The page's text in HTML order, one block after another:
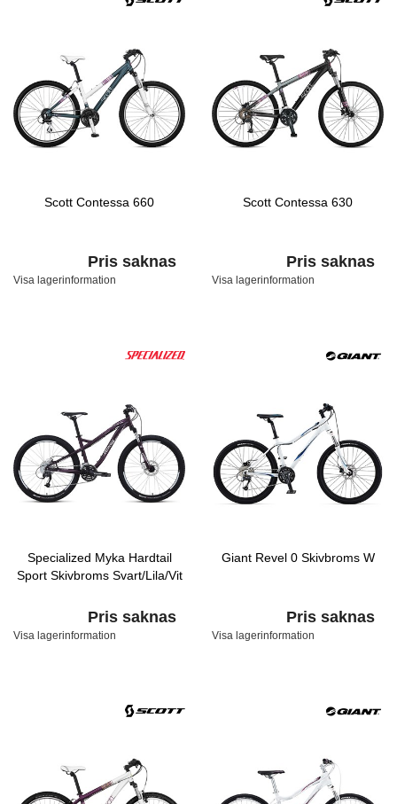
Scott Contessa 660
Pris saknas
Visa lagerinformation
Scott Contessa 630
Pris saknas
Visa lagerinformation
Specialized Myka Hardtail
Sport Skivbroms Svart/Lila/Vit
Pris saknas
Visa lagerinformation
Giant Revel 0 Skivbroms W
Pris saknas
Visa lagerinformation